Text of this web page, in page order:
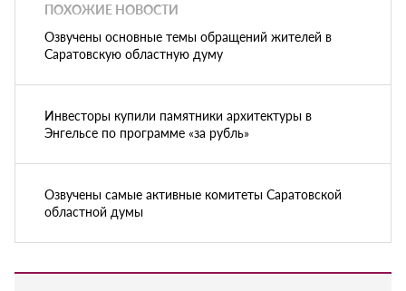
ПОХОЖИЕ НОВОСТИ
Озвучены основные темы обращений жителей в
Саратовскую областную думу
Инвесторы купили памятники архитектуры в
Энгельсе по программе «за рубль»
Озвучены самые активные комитеты Саратовской
областной думы